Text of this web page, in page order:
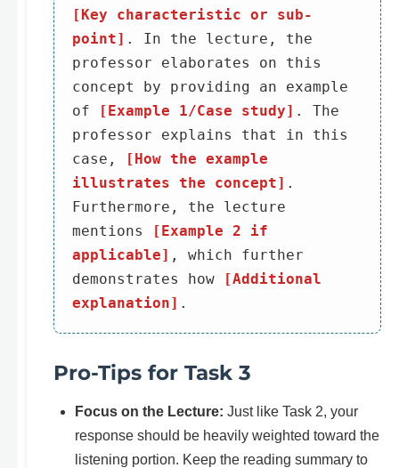
[Key characteristic or sub-
point] . In the lecture, the
professor elaborates on this
concept by providing an example
of
[Example 1/Case study] . The
professor explains that in this
case,
[How the example
illustrates the concept] .
Furthermore, the lecture
mentions
[Example 2 if
applicable] , which further
demonstrates how
[Additional
explanation] .
Pro-Tips for Task 3
Focus on the Lecture: Just like Task 2, your
response should be heavily weighted toward the
listening portion. Keep the reading summary to